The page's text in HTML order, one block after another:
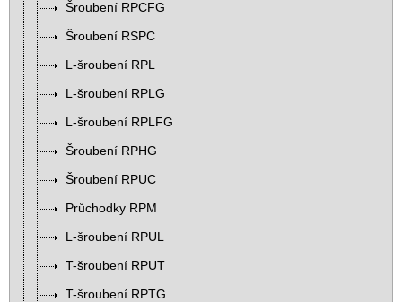
Šroubení RPCFG
Šroubení RSPC
L-šroubení RPL
L-šroubení RPLG
L-šroubení RPLFG
Šroubení RPHG
Šroubení RPUC
Průchodky RPM
L-šroubení RPUL
T-šroubení RPUT
T-šroubení RPTG